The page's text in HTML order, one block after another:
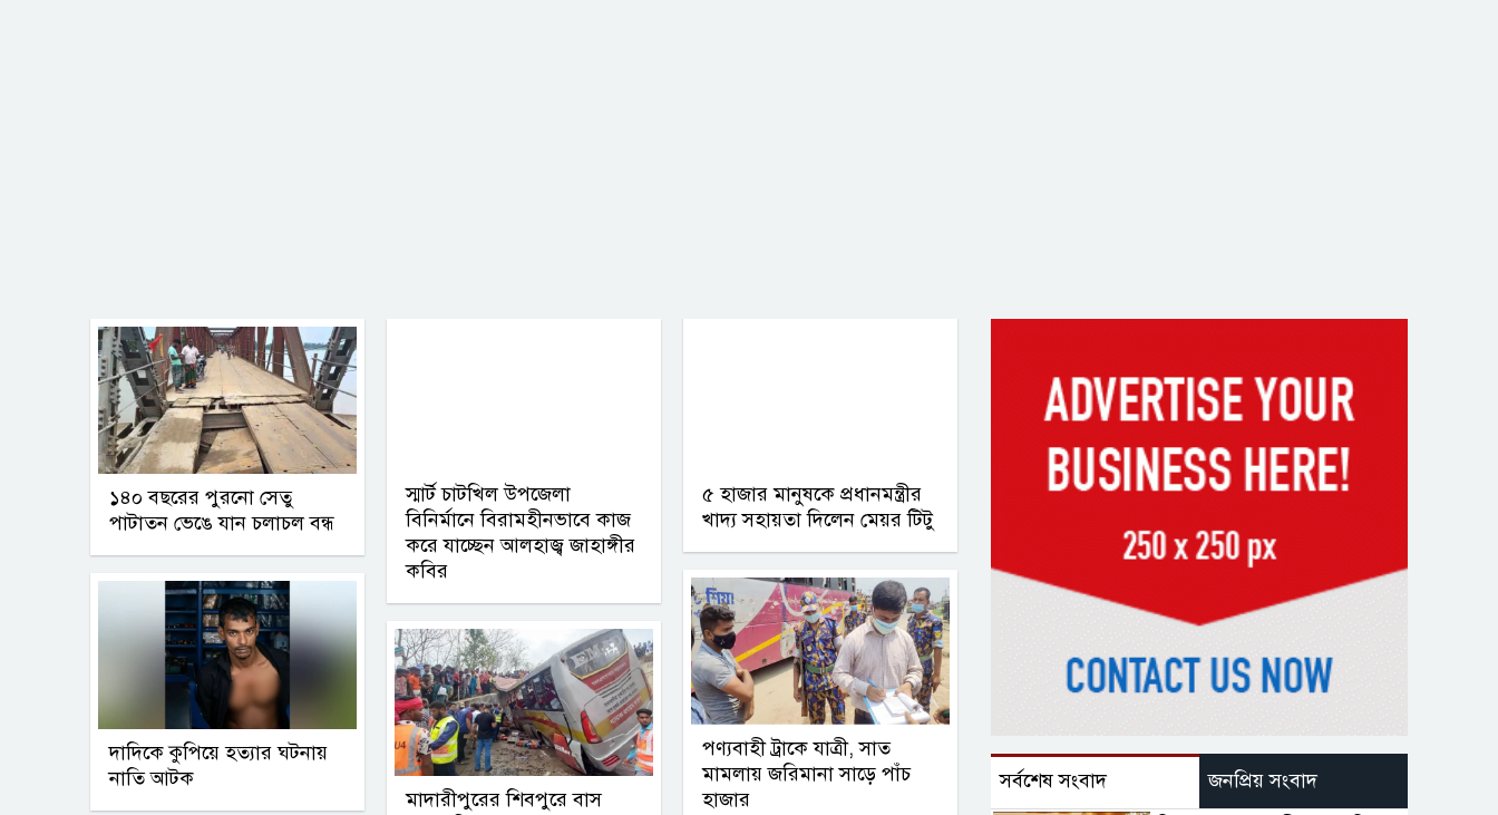
১৪০ বছরের পুরনো সেতু
পাটাতন ভেঙে যান চলাচল বন্ধ
দাদিকে কুপিয়ে হত্যার ঘটনায়
নাতি আটক
স্মার্ট চাটখিল উপজেলা
বিনির্মানে বিরামহীনভাবে কাজ
করে যাচ্ছেন আলহাজ্ব জাহাঙ্গীর
কবির
মাদারীপুরের শিবপুরে বাস
৫ হাজার মানুষকে প্রধানমন্ত্রীর
খাদ্য সহায়তা দিলেন মেয়র টিটু
পণ্যবাহী ট্রাকে যাত্রী, সাত
মামলায় জরিমানা সাড়ে পাঁচ
হাজার
সর্বশেষ সংবাদ জনপ্রিয় সংবাদ